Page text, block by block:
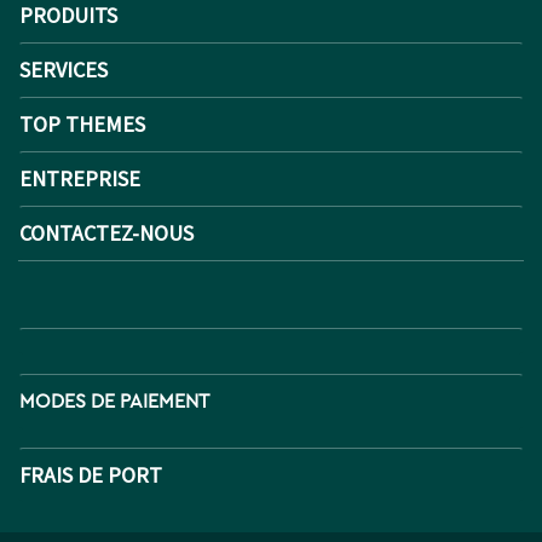
PRODUITS
SERVICES
TOP THEMES
ENTREPRISE
CONTACTEZ-NOUS
MODES DE PAIEMENT
FRAIS DE PORT